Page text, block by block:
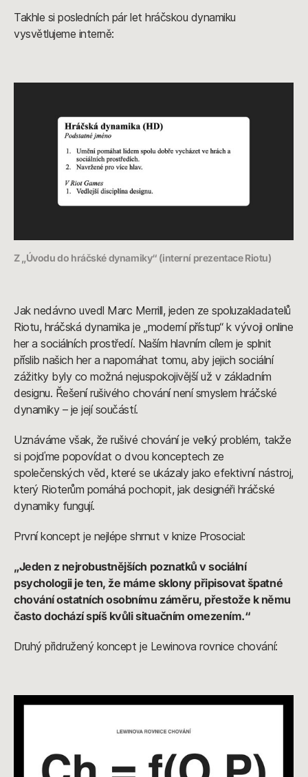
Takhle si posledních pár let hráčskou dynamiku
vysvětlujeme interně:
Z „Úvodu do hráčské dynamiky“ (interní prezentace Riotu)
Jak nedávno uvedl Marc Merrill, jeden ze spoluzakladatelů
Riotu, hráčská dynamika je „moderní přístup“ k vývoji online
her a sociálních prostředí. Naším hlavním cílem je splnit
příslib našich her a napomáhat tomu, aby jejich sociální
zážitky byly co možná nejuspokojivější už v základním
designu. Řešení rušivého chování není smyslem hráčské
dynamiky – je její součástí.
Uznáváme však, že rušivé chování je velký problém, takže
si pojďme popovídat o dvou konceptech ze
společenských věd, které se ukázaly jako efektivní nástroj,
který Rioterům pomáhá pochopit, jak designéři hráčské
dynamiky fungují.
První koncept je nejlépe shrnut v knize Prosocial:
„Jeden z nejrobustnějších poznatků v sociální
psychologii je ten, že máme sklony připisovat špatné
chování ostatních osobnímu záměru, přestože k němu
často dochází spíš kvůli situačním omezením.“
Druhý přidružený koncept je Lewinova rovnice chování: